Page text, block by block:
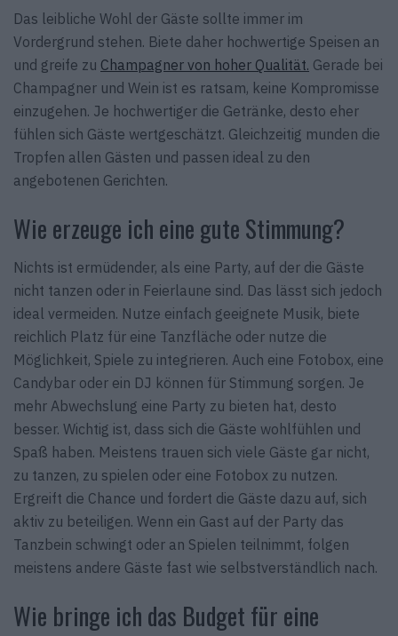
Das leibliche Wohl der Gäste sollte immer im
Vordergrund stehen. Biete daher hochwertige Speisen an
und greife zu Champagner von hoher Qualität. Gerade bei
Champagner und Wein ist es ratsam, keine Kompromisse
einzugehen. Je hochwertiger die Getränke, desto eher
fühlen sich Gäste wertgeschätzt. Gleichzeitig munden die
Tropfen allen Gästen und passen ideal zu den
angebotenen Gerichten.
Wie erzeuge ich eine gute Stimmung?
Nichts ist ermüdender, als eine Party, auf der die Gäste
nicht tanzen oder in Feierlaune sind. Das lässt sich jedoch
ideal vermeiden. Nutze einfach geeignete Musik, biete
reichlich Platz für eine Tanzfläche oder nutze die
Möglichkeit, Spiele zu integrieren. Auch eine Fotobox, eine
Candybar oder ein DJ können für Stimmung sorgen. Je
mehr Abwechslung eine Party zu bieten hat, desto
besser. Wichtig ist, dass sich die Gäste wohlfühlen und
Spaß haben. Meistens trauen sich viele Gäste gar nicht,
zu tanzen, zu spielen oder eine Fotobox zu nutzen.
Ergreift die Chance und fordert die Gäste dazu auf, sich
aktiv zu beteiligen. Wenn ein Gast auf der Party das
Tanzbein schwingt oder an Spielen teilnimmt, folgen
meistens andere Gäste fast wie selbstverständlich nach.
Wie bringe ich das Budget für eine